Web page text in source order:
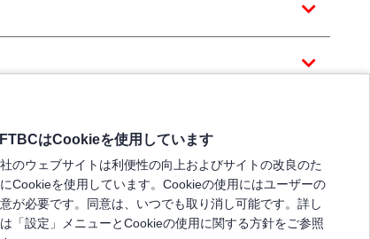
はCookieを使用しています
のウェブサイトは利便性の向上およびサイトの改良のた
Cookieを使用しています。Cookieの使用にはユーザーの
が必要です。同意は、いつでも取り消し可能です。詳し
は「設定」メニューとCookieの使用に関する方針をご参照